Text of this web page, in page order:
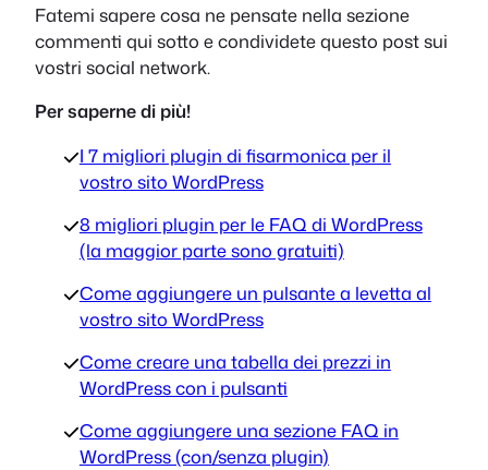
Fatemi sapere cosa ne pensate nella sezione
commenti qui sotto e condividete questo post sui
vostri social network.
Per saperne di più!
I 7 migliori plugin di fisarmonica per il
vostro sito WordPress
8 migliori plugin per le FAQ di WordPress
(la maggior parte sono gratuiti)
Come aggiungere un pulsante a levetta al
vostro sito WordPress
Come creare una tabella dei prezzi in
WordPress con i pulsanti
Come aggiungere una sezione FAQ in
WordPress (con/senza plugin)